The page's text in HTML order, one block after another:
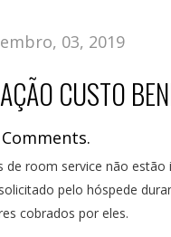
03, 2019
CUSTO
de room service não
pelo hóspede
cobrados por eles.